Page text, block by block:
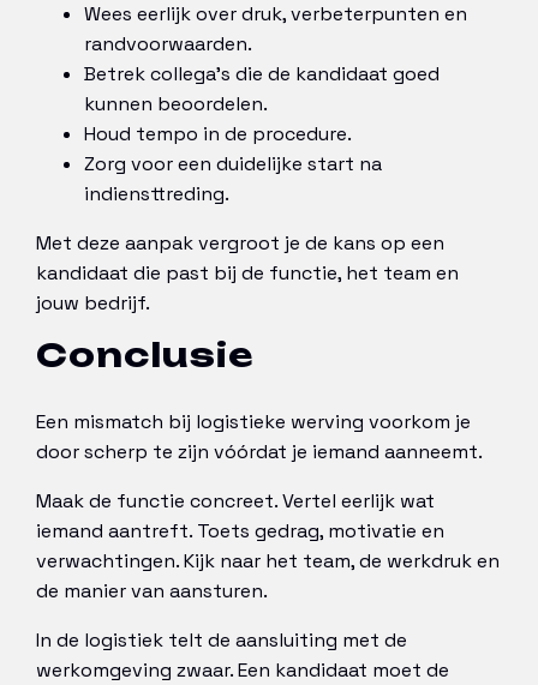
Wees eerlijk over druk, verbeterpunten en
randvoorwaarden.
Betrek collega’s die de kandidaat goed
kunnen beoordelen.
Houd tempo in de procedure.
Zorg voor een duidelijke start na
indiensttreding.
Met deze aanpak vergroot je de kans op een
kandidaat die past bij de functie, het team en
jouw bedrijf.
Conclusie
Een mismatch bij logistieke werving voorkom je
door scherp te zijn vóórdat je iemand aanneemt.
Maak de functie concreet. Vertel eerlijk wat
iemand aantreft. Toets gedrag, motivatie en
verwachtingen. Kijk naar het team, de werkdruk en
de manier van aansturen.
In de logistiek telt de aansluiting met de
werkomgeving zwaar. Een kandidaat moet de